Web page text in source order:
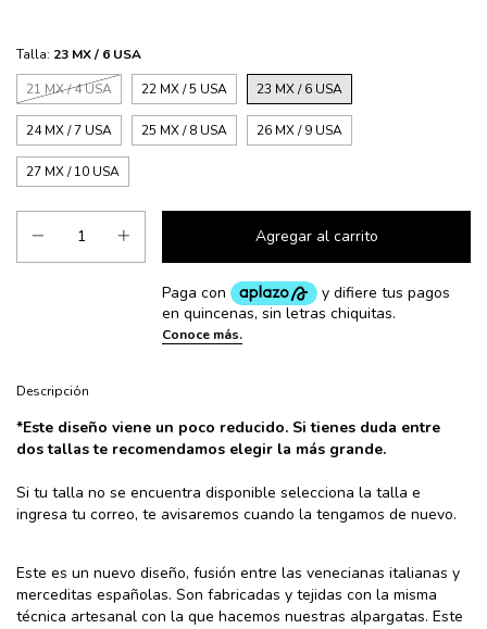
Talla: 23 MX / 6 USA
21 MX / 4 USA
22 MX / 5 USA 23 MX / 6 USA
24 MX / 7 USA 25 MX / 8 USA 26 MX / 9 USA
27 MX / 10 USA
Descripción
*Este diseño viene un poco reducido. Si tienes duda entre
dos tallas te recomendamos elegir la más grande.
Si tu talla no se encuentra disponible selecciona la talla e
ingresa tu correo, te avisaremos cuando la tengamos de nuevo.
Este es un nuevo diseño, fusión entre las venecianas italianas y
merceditas españolas. Son fabricadas y tejidas con la misma
técnica artesanal con la que hacemos nuestras alpargatas. Este